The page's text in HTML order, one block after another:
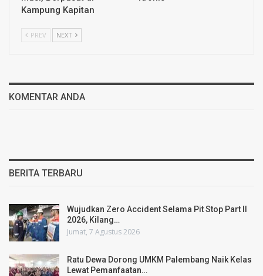
Kampung Kapitan
PREV NEXT
KOMENTAR ANDA
BERITA TERBARU
Wujudkan Zero Accident Selama Pit Stop Part II
2026, Kilang…
Jumat, 7 Agustus 2026
Ratu Dewa Dorong UMKM Palembang Naik Kelas
Lewat Pemanfaatan…